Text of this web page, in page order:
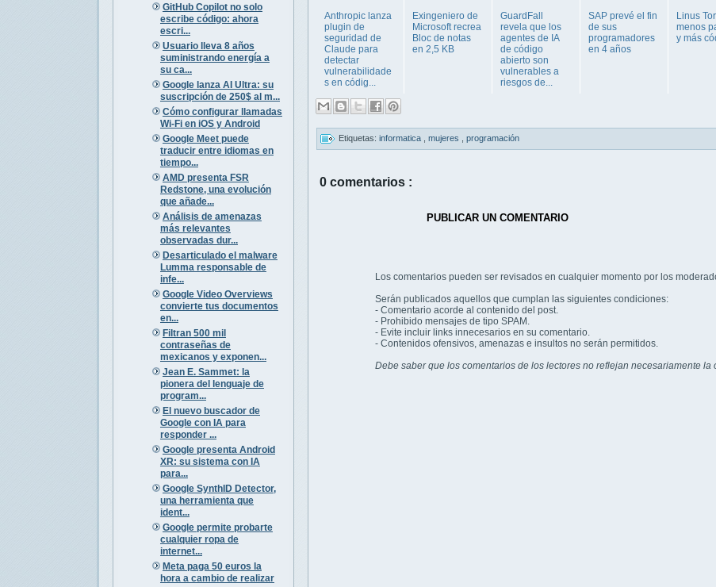
GitHub Copilot no solo
escribe código: ahora
escri...
Usuario lleva 8 años
suministrando energía a
su ca...
Google lanza AI Ultra: su
suscripción de 250$ al m...
Cómo configurar llamadas
Wi-Fi en iOS y Android
Google Meet puede
traducir entre idiomas en
tiempo...
AMD presenta FSR
Redstone, una evolución
que añade...
Análisis de amenazas
más relevantes
observadas dur...
Desarticulado el malware
Lumma responsable de
infe...
Google Video Overviews
convierte tus documentos
en...
Filtran 500 mil
contraseñas de
mexicanos y exponen...
Jean E. Sammet: la
pionera del lenguaje de
program...
El nuevo buscador de
Google con IA para
responder ...
Google presenta Android
XR: su sistema con IA
para...
Google SynthID Detector,
una herramienta que
ident...
Google permite probarte
cualquier ropa de
internet...
Meta paga 50 euros la
hora a cambio de realizar
Anthropic lanza
plugin de
seguridad de
Claude para
detectar
vulnerabilidade
s en códig...
Exingeniero de
Microsoft recrea
Bloc de notas
en 2,5 KB
GuardFall
revela que los
agentes de IA
de código
abierto son
vulnerables a
riesgos de...
SAP prevé el fin
de sus
programadores
en 4 años
Linus
menos
y más
Etiquetas: informatica mujeres programación
0 comentarios :
PUBLICAR UN COMENTARIO
Los comentarios pueden ser revisados en cualquier momento por los
Serán publicados aquellos que cumplan las siguientes condiciones:
- Comentario acorde al contenido del post.
- Prohibido mensajes de tipo SPAM.
- Evite incluir links innecesarios en su comentario.
- Contenidos ofensivos, amenazas e insultos no serán permitidos.
Debe saber que los comentarios de los lectores no reflejan necesariamente la